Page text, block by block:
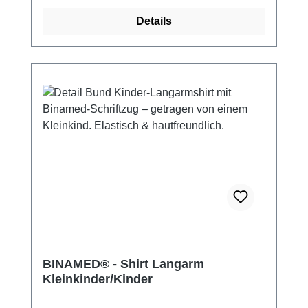
Details
BINAMED® - Shirt Langarm
Kleinkinder/Kinder